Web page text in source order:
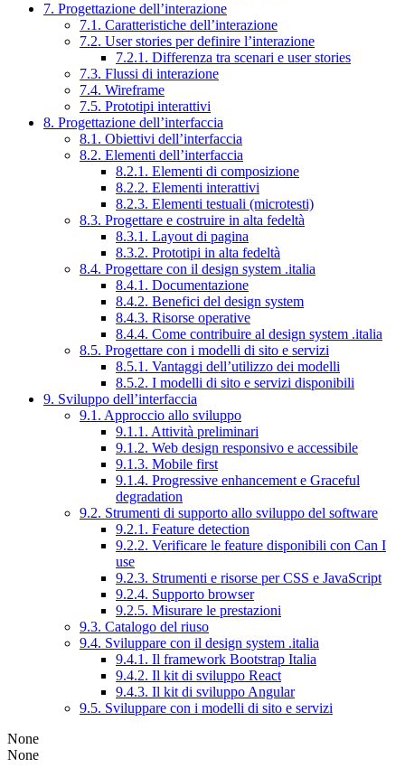
7. Progettazione dell’interazione
7.1. Caratteristiche dell’interazione
7.2. User stories per definire l’interazione
7.2.1. Differenza tra scenari e user stories
7.3. Flussi di interazione
7.4. Wireframe
7.5. Prototipi interattivi
8. Progettazione dell’interfaccia
8.1. Obiettivi dell’interfaccia
8.2. Elementi dell’interfaccia
8.2.1. Elementi di composizione
8.2.2. Elementi interattivi
8.2.3. Elementi testuali (microtesti)
8.3. Progettare e costruire in alta fedeltà
8.3.1. Layout di pagina
8.3.2. Prototipi in alta fedeltà
8.4. Progettare con il design system .italia
8.4.1. Documentazione
8.4.2. Benefici del design system
8.4.3. Risorse operative
8.4.4. Come contribuire al design system .italia
8.5. Progettare con i modelli di sito e servizi
8.5.1. Vantaggi dell’utilizzo dei modelli
8.5.2. I modelli di sito e servizi disponibili
9. Sviluppo dell’interfaccia
9.1. Approccio allo sviluppo
9.1.1. Attività preliminari
9.1.2. Web design responsivo e accessibile
9.1.3. Mobile first
9.1.4. Progressive enhancement e Graceful
degradation
9.2. Strumenti di supporto allo sviluppo del software
9.2.1. Feature detection
9.2.2. Verificare le feature disponibili con Can I
use
9.2.3. Strumenti e risorse per CSS e JavaScript
9.2.4. Supporto browser
9.2.5. Misurare le prestazioni
9.3. Catalogo del riuso
9.4. Sviluppare con il design system .italia
9.4.1. Il framework Bootstrap Italia
9.4.2. Il kit di sviluppo React
9.4.3. Il kit di sviluppo Angular
9.5. Sviluppare con i modelli di sito e servizi
None
None